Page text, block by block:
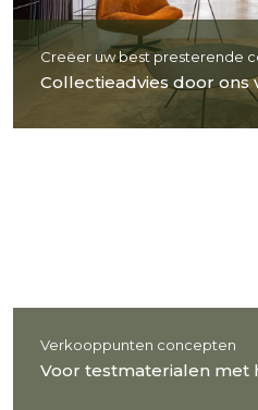
Creëer uw best presterende
Collectieadvies door
Verkooppunten concepten
Voor testmaterialen met